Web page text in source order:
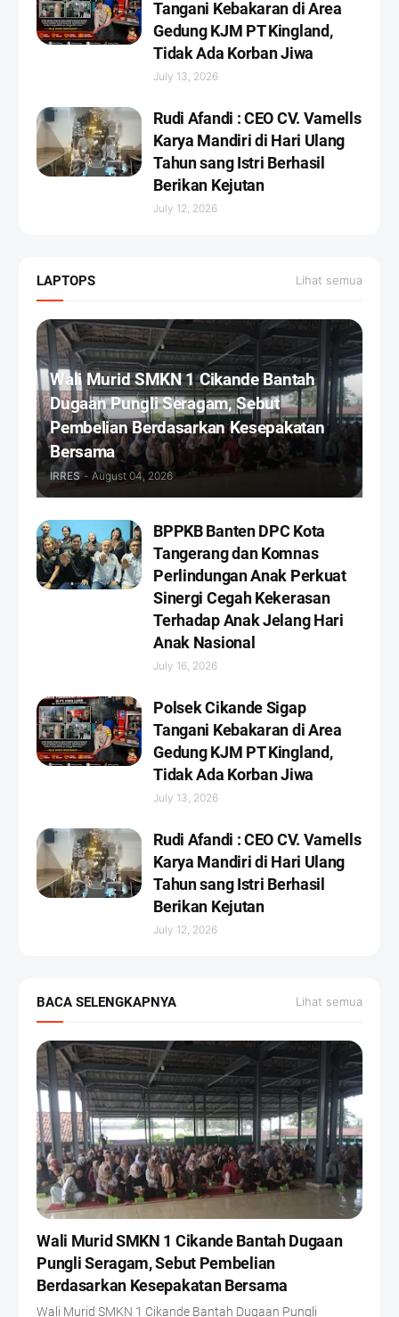
Tangani Kebakaran di Area
Gedung KJM PT Kingland,
Tidak Ada Korban Jiwa
July 13, 2026
Rudi Afandi : CEO CV. Vamells
Karya Mandiri di Hari Ulang
Tahun sang Istri Berhasil
Berikan Kejutan ‎
July 12, 2026
LAPTOPS Lihat semua
Wali Murid SMKN 1 Cikande Bantah
Dugaan Pungli Seragam, Sebut
Pembelian Berdasarkan Kesepakatan
Bersama
IRRES - August 04, 2026
BPPKB Banten DPC Kota
Tangerang dan Komnas
Perlindungan Anak Perkuat
Sinergi Cegah Kekerasan
Terhadap Anak Jelang Hari
Anak Nasional
July 16, 2026
Polsek Cikande Sigap
Tangani Kebakaran di Area
Gedung KJM PT Kingland,
Tidak Ada Korban Jiwa
July 13, 2026
Rudi Afandi : CEO CV. Vamells
Karya Mandiri di Hari Ulang
Tahun sang Istri Berhasil
Berikan Kejutan ‎
July 12, 2026
BACA SELENGKAPNYA Lihat semua
Wali Murid SMKN 1 Cikande Bantah Dugaan
Pungli Seragam, Sebut Pembelian
Berdasarkan Kesepakatan Bersama
Wali Murid SMKN 1 Cikande Bantah Dugaan Pungli